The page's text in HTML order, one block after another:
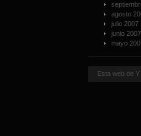
agosto
julio 2007
junio 2007
mayo
Esta web de